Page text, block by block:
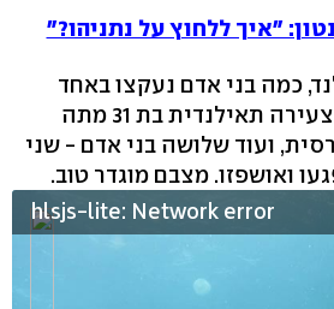
"איך ללחוץ על נתניהו?"
כמה בני אדם נעקצו באחד
החופים באי הנופש: צעירה תאילנדית בת 31 מתה
ועוד שלושה בני אדם - שני
ואושפזו. מצבם מוגדר טוב.
hlsjs-lite: Network error